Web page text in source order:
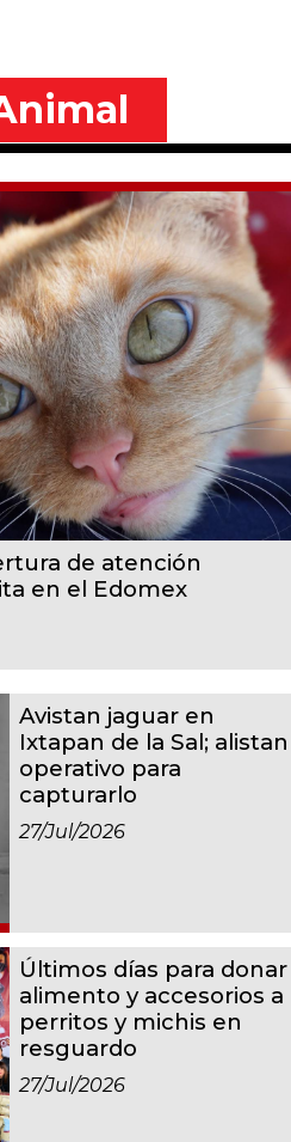
de atención
en el Edomex
Avistan jaguar en
Ixtapan de la Sal; alistan
operativo para
capturarlo
27/jul/2026
Últimos días para donar
alimento y accesorios a
perritos y michis en
resguardo
27/jul/2026